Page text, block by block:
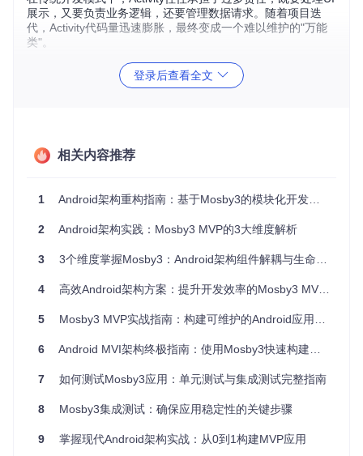
展示，又要负责业务逻辑，还要管理数据请求。随着项目迭
代，Activity代码量迅速膨胀，最终变成一个难以维护的"万能
类"。
1.2 测试困难：依赖Android框架难以单元测试
1.3 生命周期管理复杂：配置变更处理繁琐
持数据和状态的一致性，是传统开发中一个棘手的问题，往往
需要编写大量样板代码。
1.4 团队协作障碍：代码边界模糊导致冲突
当多个开发者同时开发同一个模块时，由于代码边界模糊，很
题提供了全面的解决方案。它基于经典的Model-View-Present
维护。
2.1 什么是MVP模式？
MVP模式将应用分为三个核心组件：
登录后查看全文
相关内容推荐
1 Android架构重构指南：基于Mosby3的模块化开发实践
2 Android架构实践：Mosby3 MVP的3大维度解析
3 3个维度掌握Mosby3：Android架构组件解耦与生命周期管理实战指南
4 高效Android架构方案：提升开发效率的Mosby3 MVP实践指南
5 Mosby3 MVP实战指南：构建可维护的Android应用架构解决方案
6 Android MVI架构终极指南：使用Mosby3快速构建现代应用
7 如何测试Mosby3应用：单元测试与集成测试完整指南
8 Mosby3集成测试：确保应用稳定性的关键步骤
9 掌握现代Android架构实战：从0到1构建MVP应用